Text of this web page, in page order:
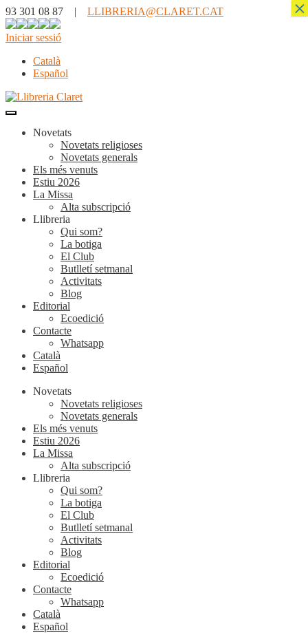
93 301 08 87 | LLIBRERIA@CLARET.CAT
Iniciar sessió
Català
Español
Novetats
Novetats religioses
Novetats generals
Els més venuts
Estiu 2026
La Missa
Alta subscripció
Llibreria
Qui som?
La botiga
El Club
Butlletí setmanal
Activitats
Blog
Editorial
Ecoedició
Contacte
Whatsapp
Català
Español
Novetats
Novetats religioses
Novetats generals
Els més venuts
Estiu 2026
La Missa
Alta subscripció
Llibreria
Qui som?
La botiga
El Club
Butlletí setmanal
Activitats
Blog
Editorial
Ecoedició
Contacte
Whatsapp
Català
Español
×